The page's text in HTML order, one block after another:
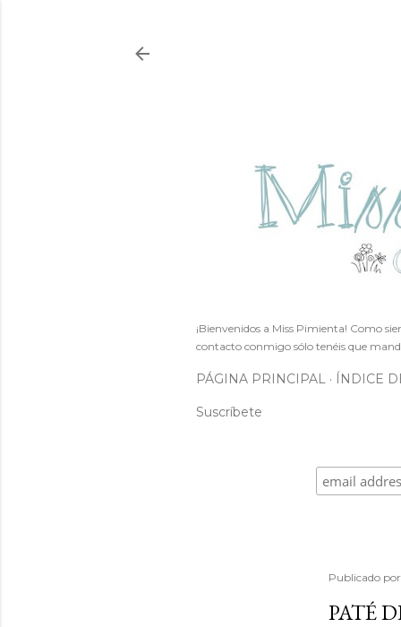
¡Bienvenidos a Miss Pimienta! Como
contacto conmigo sólo tenéis que
PÁGINA PRINCIPAL ÍNDICE
Suscríbete
Publicado por
PATÉ